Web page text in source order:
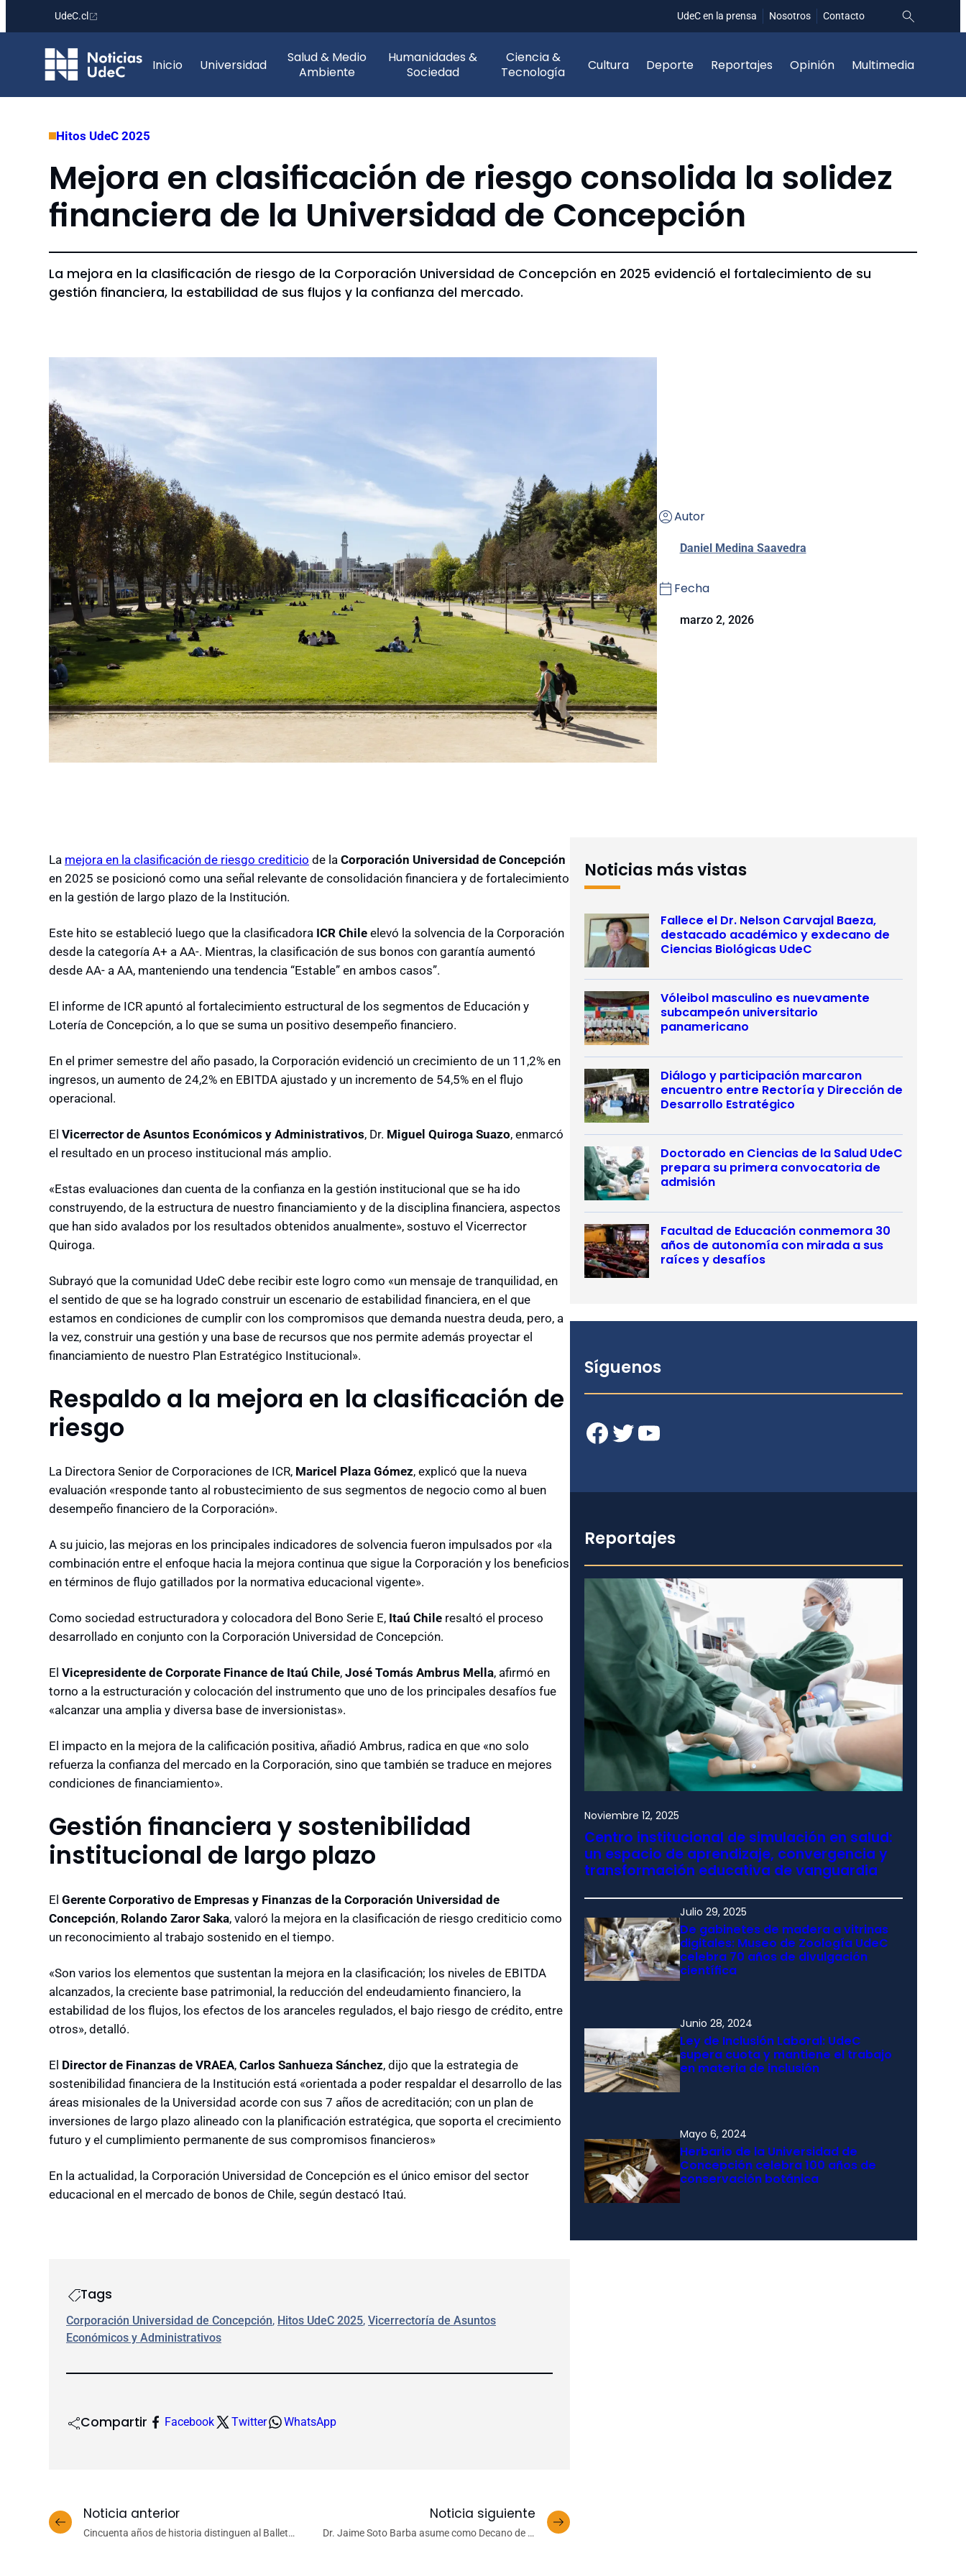
contenido
UdeC.cl UdeC en la prensa Nosotros Contacto
Inicio Universidad
Salud & Medio
Ambiente
Humanidades &
Sociedad
Ciencia &
Tecnología
Cultura Deporte Reportajes Opinión Multimedia
Hitos UdeC 2025
Mejora en clasificación de riesgo consolida la solidez
financiera de la Universidad de Concepción
La mejora en la clasificación de riesgo de la Corporación Universidad de Concepción en 2025 evidenció el fortalecimiento de su
gestión financiera, la estabilidad de sus flujos y la confianza del mercado.
Autor
Daniel Medina Saavedra
Fecha
marzo 2, 2026
La mejora en la clasificación de riesgo crediticio de la Corporación Universidad de Concepción
en 2025 se posicionó como una señal relevante de consolidación financiera y de fortalecimiento
en la gestión de largo plazo de la Institución.
Este hito se estableció luego que la clasificadora ICR Chile elevó la solvencia de la Corporación
desde la categoría A+ a AA-. Mientras, la clasificación de sus bonos con garantía aumentó
desde AA- a AA, manteniendo una tendencia “Estable” en ambos casos”.
El informe de ICR apuntó al fortalecimiento estructural de los segmentos de Educación y
Lotería de Concepción, a lo que se suma un positivo desempeño financiero.
En el primer semestre del año pasado, la Corporación evidenció un crecimiento de un 11,2% en
ingresos, un aumento de 24,2% en EBITDA ajustado y un incremento de 54,5% en el flujo
operacional.
El Vicerrector de Asuntos Económicos y Administrativos, Dr. Miguel Quiroga Suazo, enmarcó
el resultado en un proceso institucional más amplio.
«Estas evaluaciones dan cuenta de la confianza en la gestión institucional que se ha ido
construyendo, de la estructura de nuestro financiamiento y de la disciplina financiera, aspectos
que han sido avalados por los resultados obtenidos anualmente», sostuvo el Vicerrector
Quiroga.
Subrayó que la comunidad UdeC debe recibir este logro como «un mensaje de tranquilidad, en
el sentido de que se ha logrado construir un escenario de estabilidad financiera, en el que
estamos en condiciones de cumplir con los compromisos que demanda nuestra deuda, pero, a
la vez, construir una gestión y una base de recursos que nos permite además proyectar el
financiamiento de nuestro Plan Estratégico Institucional».
Respaldo a la mejora en la clasificación de
riesgo
La Directora Senior de Corporaciones de ICR, Maricel Plaza Gómez, explicó que la nueva
evaluación «responde tanto al robustecimiento de sus segmentos de negocio como al buen
desempeño financiero de la Corporación».
A su juicio, las mejoras en los principales indicadores de solvencia fueron impulsados por «la
combinación entre el enfoque hacia la mejora continua que sigue la Corporación y los beneficios
en términos de flujo gatillados por la normativa educacional vigente».
Como sociedad estructuradora y colocadora del Bono Serie E, Itaú Chile resaltó el proceso
desarrollado en conjunto con la Corporación Universidad de Concepción.
El Vicepresidente de Corporate Finance de Itaú Chile, José Tomás Ambrus Mella, afirmó en
torno a la estructuración y colocación del instrumento que uno de los principales desafíos fue
«alcanzar una amplia y diversa base de inversionistas».
El impacto en la mejora de la calificación positiva, añadió Ambrus, radica en que «no solo
refuerza la confianza del mercado en la Corporación, sino que también se traduce en mejores
condiciones de financiamiento».
Gestión financiera y sostenibilidad
institucional de largo plazo
El Gerente Corporativo de Empresas y Finanzas de la Corporación Universidad de
Concepción, Rolando Zaror Saka, valoró la mejora en la clasificación de riesgo crediticio como
un reconocimiento al trabajo sostenido en el tiempo.
«Son varios los elementos que sustentan la mejora en la clasificación; los niveles de EBITDA
alcanzados, la creciente base patrimonial, la reducción del endeudamiento financiero, la
estabilidad de los flujos, los efectos de los aranceles regulados, el bajo riesgo de crédito, entre
otros», detalló.
El Director de Finanzas de VRAEA, Carlos Sanhueza Sánchez, dijo que la estrategia de
sostenibilidad financiera de la Institución está «orientada a poder respaldar el desarrollo de las
áreas misionales de la Universidad acorde con sus 7 años de acreditación; con un plan de
inversiones de largo plazo alineado con la planificación estratégica, que soporta el crecimiento
futuro y el cumplimiento permanente de sus compromisos financieros»
En la actualidad, la Corporación Universidad de Concepción es el único emisor del sector
educacional en el mercado de bonos de Chile, según destacó Itaú.
Tags
Corporación Universidad de Concepción, Hitos UdeC 2025, Vicerrectoría de Asuntos
Económicos y Administrativos
Compartir Facebook Twitter WhatsApp
Noticia anterior
Cincuenta años de historia distinguen al Ballet
Noticia siguiente
Dr. Jaime Soto Barba asume como Decano de la
Noticias más vistas
Fallece el Dr. Nelson Carvajal Baeza,
destacado académico y exdecano de
Ciencias Biológicas UdeC
Vóleibol masculino es nuevamente
subcampeón universitario
panamericano
Diálogo y participación marcaron
encuentro entre Rectoría y Dirección de
Desarrollo Estratégico
Doctorado en Ciencias de la Salud UdeC
prepara su primera convocatoria de
admisión
Facultad de Educación conmemora 30
años de autonomía con mirada a sus
raíces y desafíos
Síguenos
Facebook Twitter YouTube
Reportajes
Noviembre 12, 2025
Centro institucional de simulación en salud:
un espacio de aprendizaje, convergencia y
transformación educativa de vanguardia
Julio 29, 2025
De gabinetes de madera a vitrinas
digitales: Museo de Zoología UdeC
celebra 70 años de divulgación
científica
Junio 28, 2024
Ley de Inclusión Laboral: UdeC
supera cuota y mantiene el trabajo
en materia de inclusión
Mayo 6, 2024
Herbario de la Universidad de
Concepción celebra 100 años de
conservación botánica